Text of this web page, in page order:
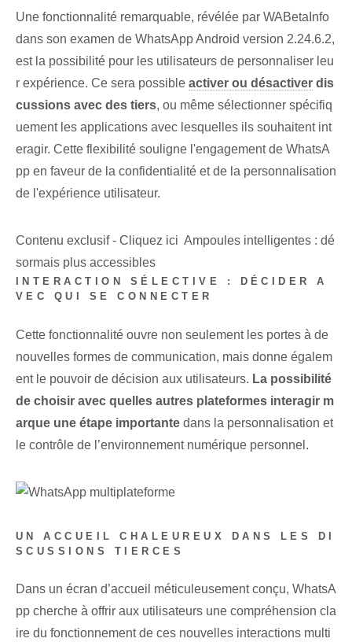
Une fonctionnalité remarquable, révélée par WABetaInfo
dans son examen de WhatsApp Android version 2.24.6.2,
est la possibilité pour les utilisateurs de personnaliser leu
r expérience. Ce sera possible activer ou désactiver dis
cussions avec des tiers, ou même sélectionner spécifiq
uement les applications avec lesquelles ils souhaitent int
eragir. Cette flexibilité souligne l'engagement de WhatsA
pp en faveur de la confidentialité et de la personnalisation
de l'expérience utilisateur.
Contenu exclusif - Cliquez ici Ampoules intelligentes : dé
sormais plus accessibles
INTERACTION SÉLECTIVE : DÉCIDER A
VEC QUI SE CONNECTER
Cette fonctionnalité ouvre non seulement les portes à de
nouvelles formes de communication, mais donne égalem
ent le pouvoir de décision aux utilisateurs. La possibilité
de choisir avec quelles autres plateformes interagir m
arque une étape importante dans la personnalisation et
le contrôle de l’environnement numérique personnel.
UN ACCUEIL CHALEUREUX DANS LES DI
SCUSSIONS TIERCES
Dans un écran d’accueil méticuleusement conçu, WhatsA
pp cherche à offrir aux utilisateurs une compréhension cla
ire du fonctionnement de ces nouvelles interactions multi